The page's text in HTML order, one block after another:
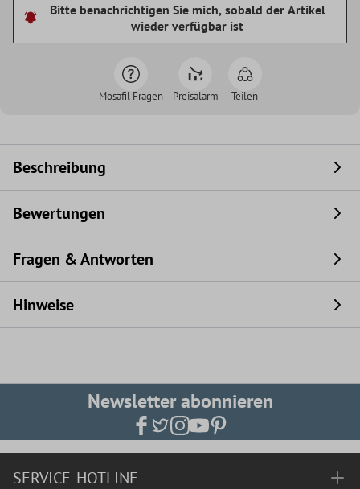
Bitte benachrichtigen Sie mich, sobald der Artikel
wieder verfügbar ist
Mosafil Fragen Preisalarm Teilen
Beschreibung
Bewertungen
Fragen & Antworten
Hinweise
Newsletter abonnieren
SERVICE-HOTLINE